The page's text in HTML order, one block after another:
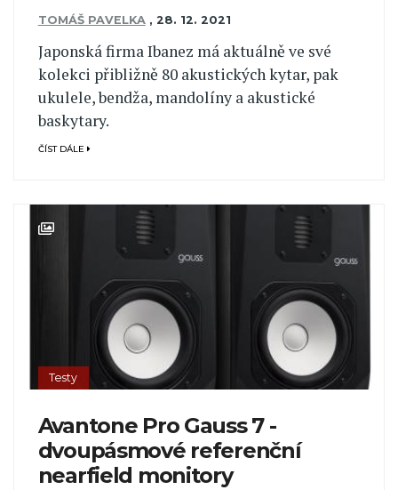
TOMÁŠ PAVELKA , 28. 12. 2021
Japonská firma Ibanez má aktuálně ve své
kolekci přibližně 80 akustických kytar, pak
ukulele, bendža, mandolíny a akustické
baskytary.
ČÍST DÁLE
Testy
Avantone Pro Gauss 7 -
dvoupásmové referenční
nearfield monitory